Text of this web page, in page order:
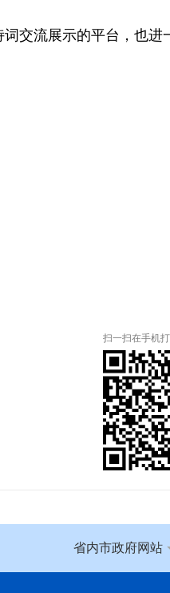
交流展示的平台，也
扫一扫在手机
省内市政府网站